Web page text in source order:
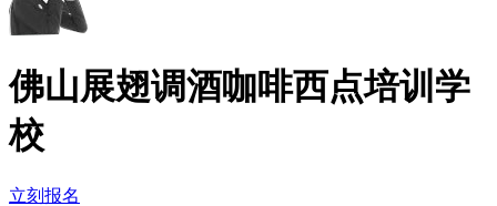
佛山展翅调酒咖啡西点培训学
校
立刻报名